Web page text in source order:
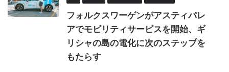
フォルクスワーゲンがアスティパレ
アでモビリティサービスを開始、ギ
リシャの島の電化に次のステップを
もたらす